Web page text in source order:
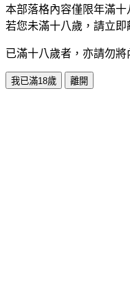
本部落格內容僅限年滿十
若您未滿十八歲，請立即
已滿十八歲者，亦請勿將
我已滿18歲 離開